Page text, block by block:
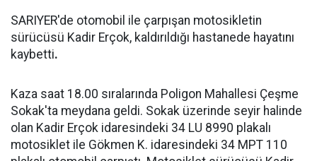
SARIYER'de otomobil ile çarpışan motosikletin
sürücüsü Kadir Erçok, kaldırıldığı hastanede hayatını
kaybetti.
Kaza saat 18.00 sıralarında Poligon Mahallesi Çeşme
Sokak'ta meydana geldi. Sokak üzerinde seyir halinde
olan Kadir Erçok idaresindeki 34 LU 8990 plakalı
motosiklet ile Gökmen K. idaresindeki 34 MPT 110